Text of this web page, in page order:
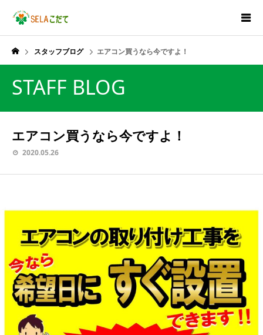
スタッフブログ エアコン買うなら今ですよ！
STAFF BLOG
エアコン買うなら今ですよ！
2020.05.26